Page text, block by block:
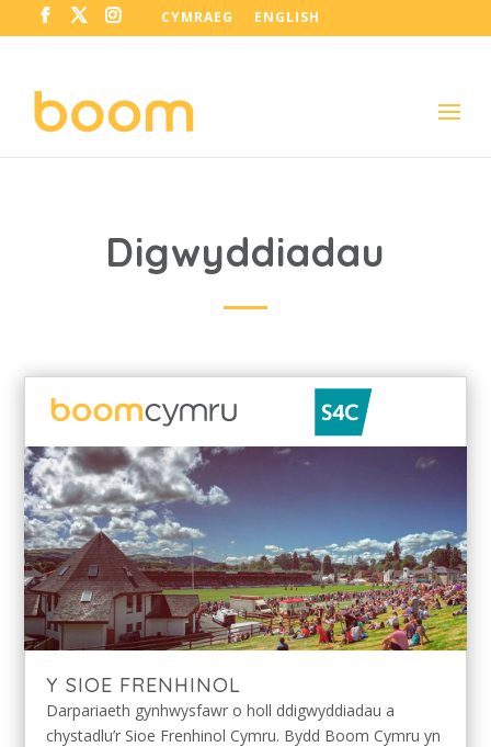
CYMRAEG ENGLISH
Digwyddiadau
Y SIOE FRENHINOL
Darpariaeth gynhwysfawr o holl ddigwyddiadau a
chystadlu’r Sioe Frenhinol Cymru. Bydd Boom Cymru yn